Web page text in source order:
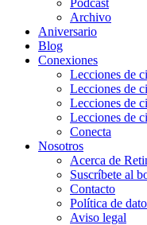
Pódcast
Archivo
Aniversario
Blog
Conexiones
Lecciones de
Lecciones de
Lecciones de
Lecciones de
Conecta
Nosotros
Acerca de
Suscríbete al
Contacto
Política de
Aviso legal